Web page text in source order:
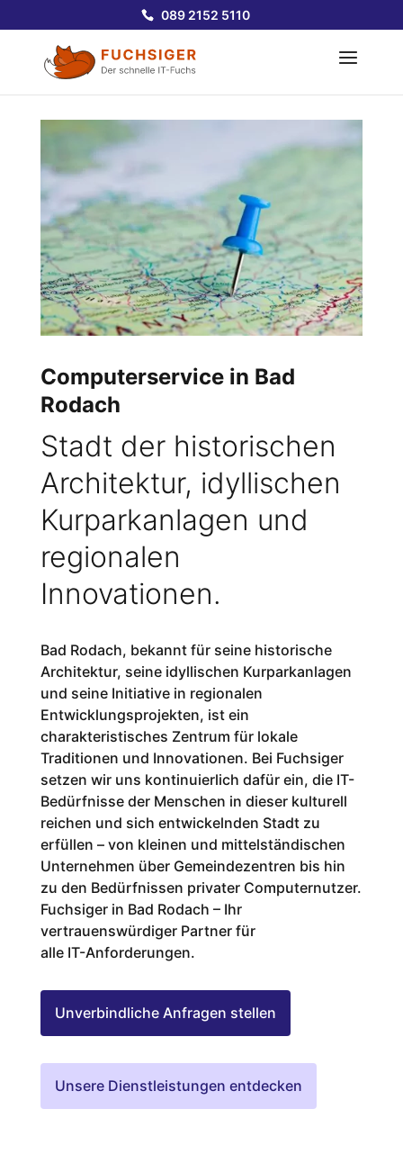
089 2152 5110
Computerservice in Bad
Rodach
Stadt der historischen
Architektur, idyllischen
Kurparkanlagen und
regionalen
Innovationen.
Bad Rodach, bekannt für seine historische
Architektur, seine idyllischen Kurparkanlagen
und seine Initiative in regionalen
Entwicklungsprojekten, ist ein
charakteristisches Zentrum für lokale
Traditionen und Innovationen. Bei Fuchsiger
setzen wir uns kontinuierlich dafür ein, die IT-
Bedürfnisse der Menschen in dieser kulturell
reichen und sich entwickelnden Stadt zu
erfüllen – von kleinen und mittelständischen
Unternehmen über Gemeindezentren bis hin
zu den Bedürfnissen privater Computernutzer.
Fuchsiger in Bad Rodach – Ihr
vertrauenswürdiger Partner für
alle IT-Anforderungen.
Unverbindliche Anfragen stellen
Unsere Dienstleistungen entdecken